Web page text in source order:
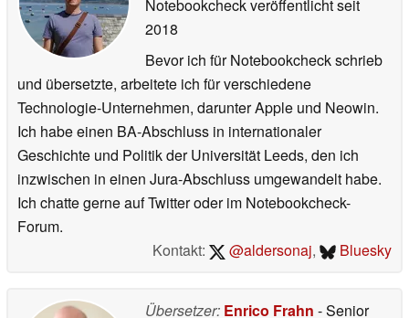
Notebookcheck veröffentlichtseit
2018
Bevor ich für Notebookcheck schrieb
und übersetzte, arbeitete ich für verschiedene
Technologie-Unternehmen, darunter Apple und Neowin.
Ich habe einen BA-Abschluss in internationaler
Geschichte und Politik der Universität Leeds, den ich
inzwischen in einen Jura-Abschluss umgewandelt habe.
Ich chatte gerne auf Twitter oder im Notebookcheck-
Forum.
Kontakt:
@aldersonaj, Bluesky
Übersetzer: Enrico Frahn - Senior